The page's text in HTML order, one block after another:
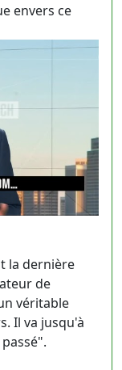
envers ce
la dernière
de
véritable
Il va jusqu'à